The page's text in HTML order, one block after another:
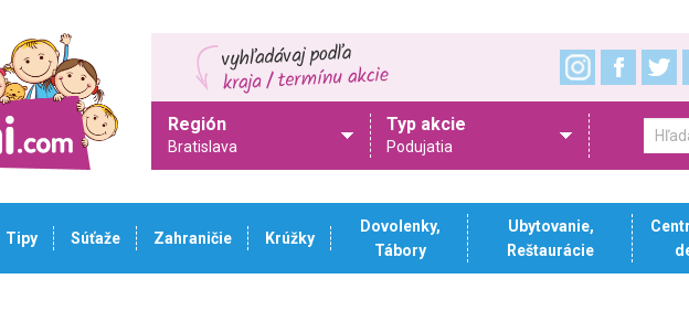
Región
Bratislava
Typ akcie
Podujatia
Tipy Súťaže Zahraničie Krúžky
Dovolenky,
Tábory
Ubytovanie,
Reštaurácie